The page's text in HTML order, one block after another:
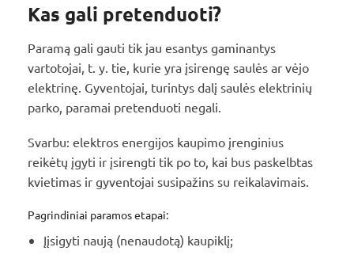
Kas gali pretenduoti?
Paramą gali gauti tik jau esantys gaminantys
vartotojai, t. y. tie, kurie yra įsirengę saulės ar vėjo
elektrinę. Gyventojai, turintys dalį saulės elektrinių
parko, paramai pretenduoti negali.
Svarbu: elektros energijos kaupimo įrenginius
reikėtų įgyti ir įsirengti tik po to, kai bus paskelbtas
kvietimas ir gyventojai susipažins su reikalavimais.
Pagrindiniai paramos etapai:
Įįsigyti naują (nenaudotą) kaupiklį;